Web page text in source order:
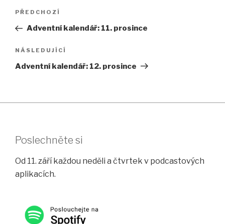
Navigace
příspěvek
Předchozí
příspěvek
PŘEDCHOZÍ
Adventní kalendář: 11. prosince
Následující
příspěvek
NÁSLEDUJÍCÍ
Adventní kalendář: 12. prosince
Poslechněte si
Od 11. září každou neděli a čtvrtek v podcastových
aplikacích.